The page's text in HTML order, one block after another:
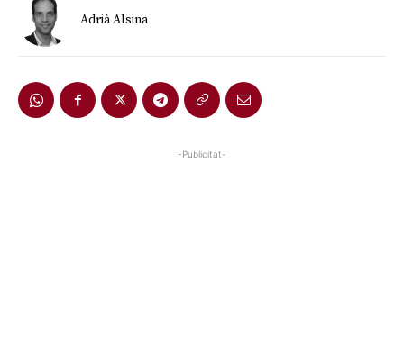
Adrià Alsina
-Publicitat-